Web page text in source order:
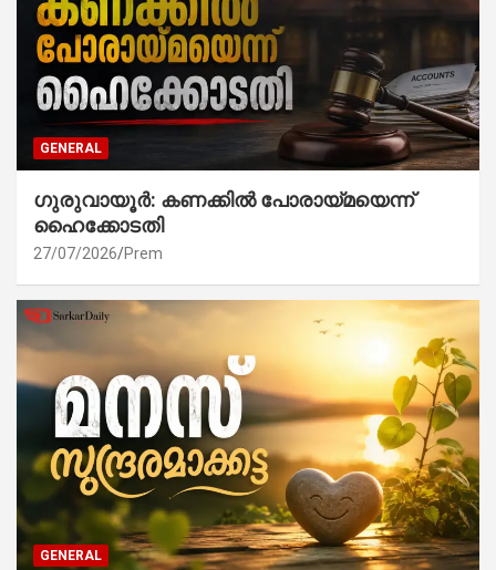
GENERAL
ഗുരുവായൂർ: കണക്കിൽ പോരായ്മയെന്ന്
ഹൈക്കോടതി
27/07/2026 Prem
GENERAL